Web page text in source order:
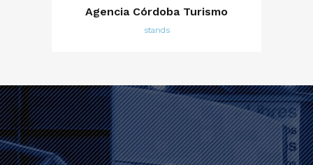
Agencia Córdoba Turismo
stands